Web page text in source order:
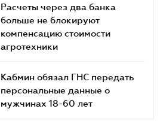
Расчеты через два банка
больше не блокируют
компенсацию стоимости
агротехники
Кабмин обязал ГНС передать
персональные данные о
мужчинах 18-60 лет